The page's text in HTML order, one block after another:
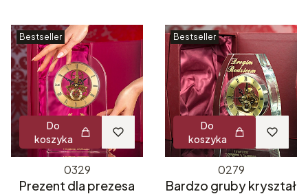
Bestseller
Do
koszyka
0329
Prezent dla prezesa
Bestseller
Do
koszyka
0279
Bardzo gruby kryształ